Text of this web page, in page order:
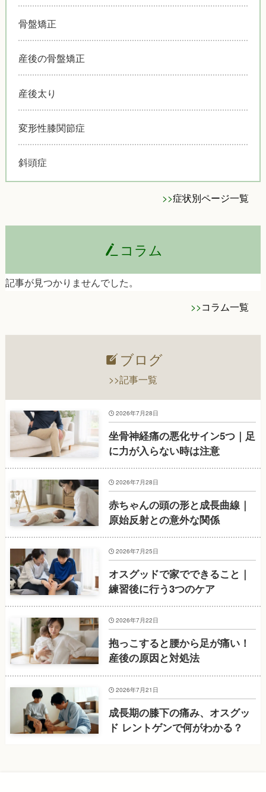
骨盤矯正
産後の骨盤矯正
産後太り
変形性膝関節症
斜頭症
>>症状別ページ一覧
コラム
記事が見つかりませんでした。
>>コラム一覧
ブログ
>>記事一覧
坐骨神経痛の悪化サイン5つ｜足
に力が入らない時は注意
2026年7月28日
赤ちゃんの頭の形と成長曲線｜
原始反射との意外な関係
2026年7月28日
オスグッドで家でできること｜
練習後に行う3つのケア
2026年7月25日
抱っこすると腰から足が痛い！
産後の原因と対処法
2026年7月22日
成長期の膝下の痛み、オスグッ
ド レントゲンで何がわかる？
2026年7月21日